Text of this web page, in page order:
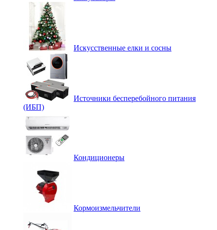
Искусственные елки и сосны
Источники бесперебойного питания
(ИБП)
Кондиционеры
Кормоизмельчители